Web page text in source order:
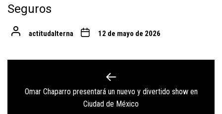
Seguros
actitudalterna 12 de mayo de 2026
Previous
post:
Omar Chaparro presentará un nuevo y divertido show en
Ciudad de México